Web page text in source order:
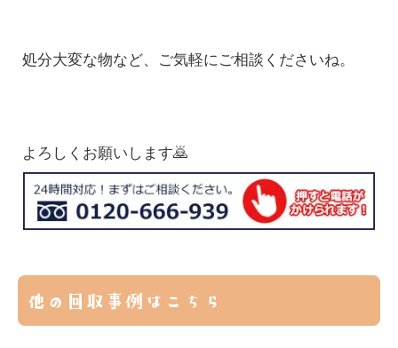
処分大変な物など、ご気軽にご相談くださいね。
よろしくお願いします🙇
他の回収事例はこちら